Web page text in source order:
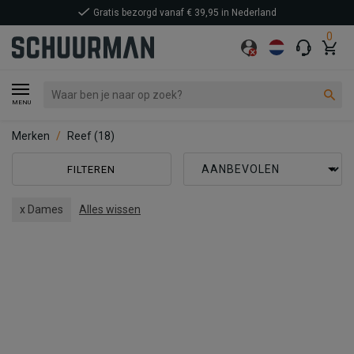
0
MENU
Gratis bezorgd vanaf € 39,95 in Nederland
Merken Reef(18)
FILTEREN
x Dames Alles wissen